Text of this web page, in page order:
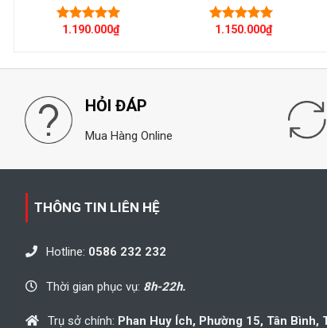
Được xếp
1.190.000₫
Được xếp
1.150.000₫
HỎI ĐÁP
Mua Hàng Online
THÔNG TIN LIÊN HỆ
Hotline: 0586 232 232
Thời gian phục vụ: 8h-22h.
Trụ sở chính: Phan Huy Ích, Phường 15, Tân Bình,